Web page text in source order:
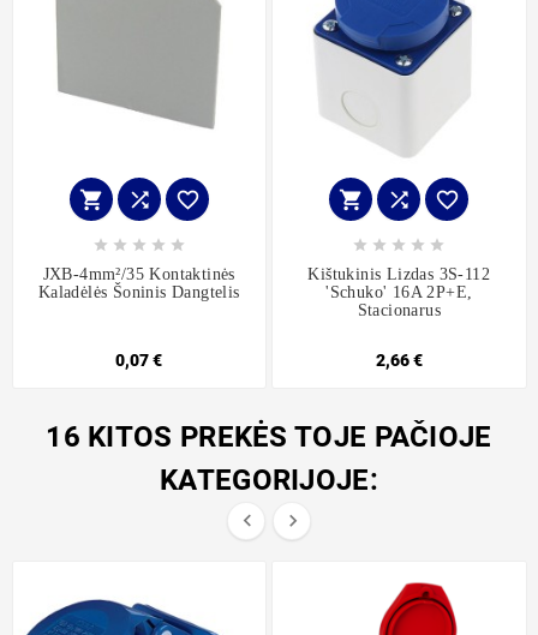
  
    
JXB-4mm²/35 Kontaktinės
Kaladėlės Šoninis Dangtelis
0,07 €
  
    
Kištukinis Lizdas 3S-112
'schuko' 16A 2P+E,
Stacionarus
2,66 €
16 KITOS PREKĖS TOJE PAČIOJE
KATEGORIJOJE:
 